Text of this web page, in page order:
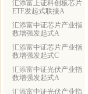
汇添富上证科创板芯片
ETF发起式联接A
汇添富中证芯片产业指
数增强发起式A
汇添富中证芯片产业指
数增强发起式C
汇添富中证光伏产业指
数增强发起式A
汇添富中证光伏产业指